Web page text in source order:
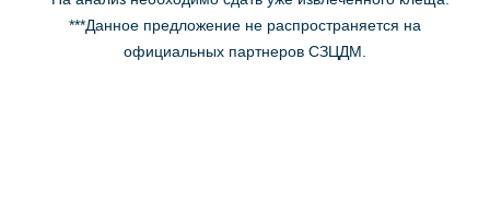
***Данное предложение не распространяется на
официальных партнеров СЗЦДМ.